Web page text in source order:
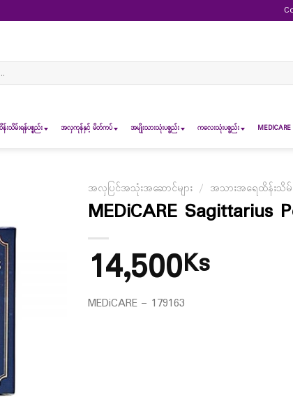
သိမ်းရန်ပစ္စည်း အလှကုန်နှင့် မိတ်ကပ် အမျိုးသားသုံးပစ္စည်း ကလေးသုံးပစ္စည်း
အလှပြင်အသုံးအဆောင်များ / အသားအရေထိန်းသိမ်း
MEDiCARE Sagittarius
14,500Ks
MEDiCARE – 179163